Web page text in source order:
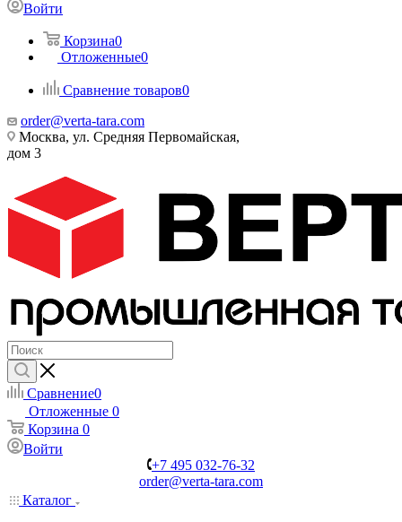
Войти
Корзина0
Отложенные0
Сравнение товаров0
order@verta-tara.com
Москва, ул. Средняя Первомайская,
дом 3
Сравнение0
Отложенные 0
Корзина 0
Войти
+7 495 032-76-32
order@verta-tara.com
Каталог